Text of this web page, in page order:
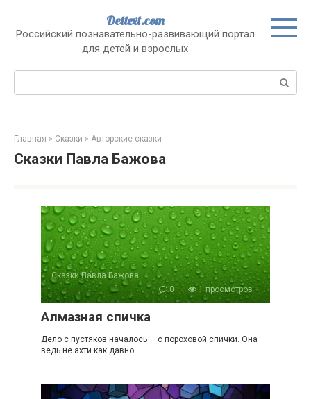
контенту
Dettext.com
Российский познавательно-развивающий портал
для детей и взрослых
Поиск:
Главная » Сказки » Авторские сказки
Сказки Павла Бажова
Сказки Павла Бажова
0
1 просмотров
Алмазная спичка
Дело с пустяков началось — с пороховой спички. Она
ведь не ахти как давно